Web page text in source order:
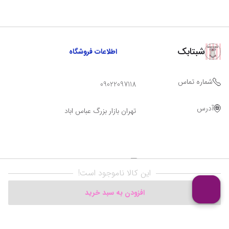
این کالا ناموجود است!
افزودن به سبد خرید
شبتابک اطلاعات فروشگاه
شماره تماس 09022097118
آدرس تهران بازار بزرگ عباس اباد